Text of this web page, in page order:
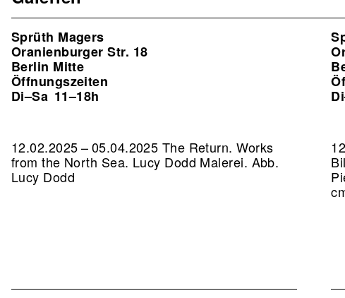
Sprüth Magers
Oranienburger Str. 18
Berlin Mitte
Öffnungszeiten
Di–Sa 11–18h
12.02.2025 – 05.04.2025 The Return. Works
from the North Sea. Lucy Dodd Malerei. Abb.
Lucy Dodd